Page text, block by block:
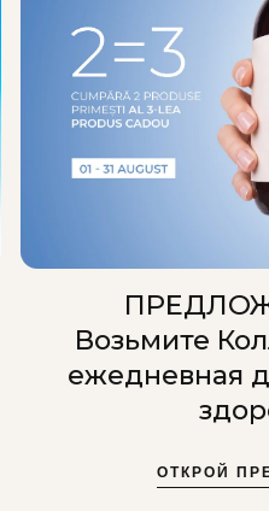
Возьмите
ежедневная
ОТКРОЙ